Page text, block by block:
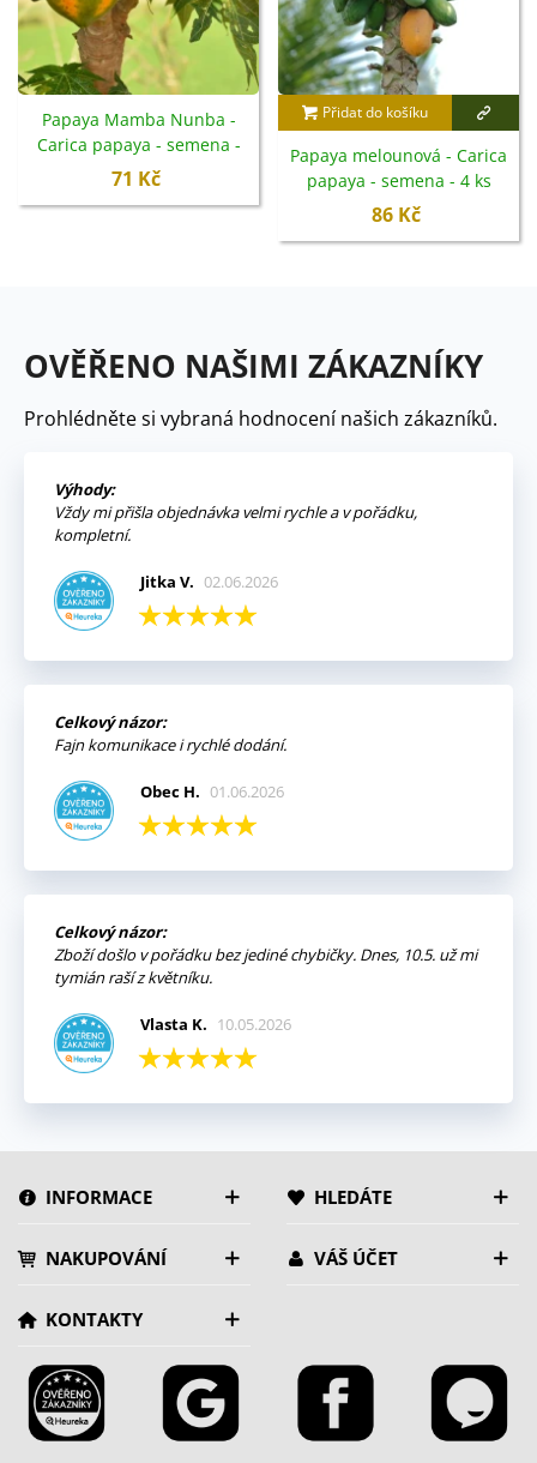
Papaya Mamba Nunba -
Carica papaya - semena -
4 ks
71 Kč
Přidat do košíku
Papaya melounová - Carica
papaya - semena - 4 ks
86 Kč
OVĚŘENO NAŠIMI ZÁKAZNÍKY
Prohlédněte si vybraná hodnocení našich zákazníků.
Výhody:
Vždy mi přišla objednávka velmi rychle a v pořádku,
kompletní.
Jitka V. 02.06.2026
Celkový názor:
Fajn komunikace i rychlé dodání.
Obec H. 01.06.2026
Celkový názor:
Zboží došlo v pořádku bez jediné chybičky. Dnes, 10.5. už mi
tymián raší z květníku.
Vlasta K. 10.05.2026
INFORMACE HLEDÁTE
NAKUPOVÁNÍ VÁŠ ÚČET
KONTAKTY